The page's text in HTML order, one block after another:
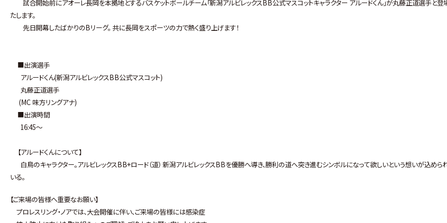
試合開始前にアオーレ長岡を本拠地とするバスケットボールチーム「新潟アルビレックスBB公式マスコットキャラクター アルードくん」が丸藤正道選手と登
たします。
先日開幕したばかりのBリーグ。 共に長岡をスポーツの力で熱く盛り上げます！
■出演選手
アルードくん(新潟アルビレックスBB公式マスコット)
丸藤正道選手
(MC 味方リングアナ)
■出演時間
16:45〜
【アルードくんについて】
白鳥のキャラクター。アルビレックスBB+ロード（道） 新潟アルビレックスBBを優勝へ導き、勝利の道へ突き進むシンボルになって欲しいという想いが込めら
いる。
【ご来場の皆様へ重要なお願い】
プロレスリング・ノアでは、大会開催に伴い、ご来場の皆様には感染症